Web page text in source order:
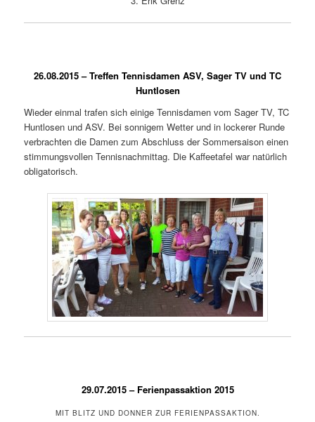
26.08.2015 – Treffen Tennisdamen ASV, Sager TV und TC
Huntlosen
Wieder einmal trafen sich einige Tennisdamen vom Sager TV, TC
Huntlosen und ASV. Bei sonnigem Wetter und in lockerer Runde
verbrachten die Damen zum Abschluss der Sommersaison einen
stimmungsvollen Tennisnachmittag. Die Kaffeetafel war natürlich
obligatorisch.
29.07.2015 – Ferienpassaktion 2015
MIT BLITZ UND DONNER ZUR FERIENPASSAKTION.